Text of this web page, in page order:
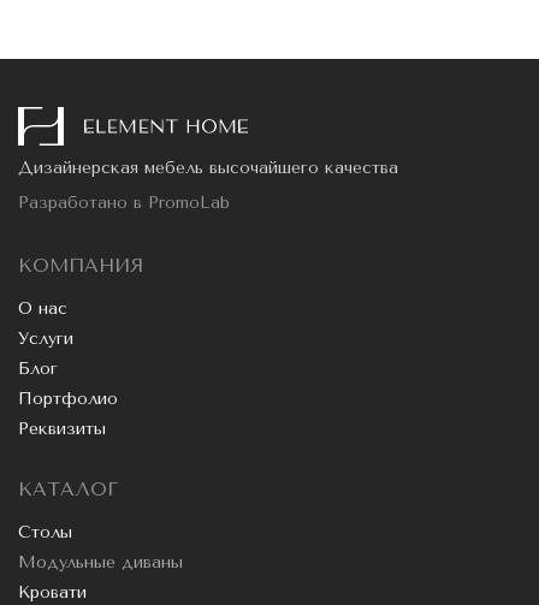
Дизайнерская мебель высочайшего качества
Разработано в PromoLab
КОМПАНИЯ
О нас
Услуги
Блог
Портфолио
Реквизиты
КАТАЛОГ
Столы
Модульные диваны
Кровати